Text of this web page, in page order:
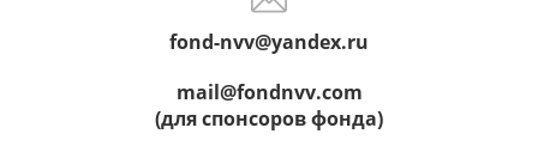
fond-nvv@yandex.ru
mail@fondnvv.com
(для спонсоров фонда)